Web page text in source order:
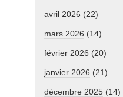
avril 2026 (22)
mars 2026 (14)
février 2026 (20)
janvier 2026 (21)
décembre 2025 (14)